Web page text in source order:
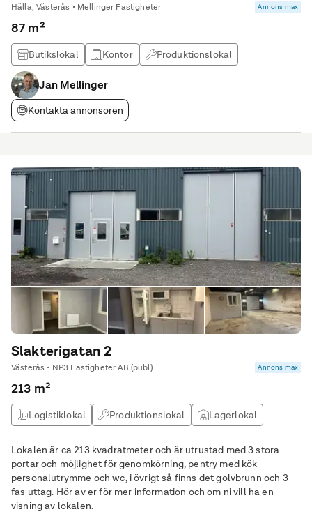
Hälla, Västerås • Mellinger Fastigheter Annons max
87 m²
Butikslokal Kontor
Produktionslokal
Lagerlokal
Jan Mellinger
Kontakta annonsören
Slakterigatan 2
Västerås • NP3 Fastigheter AB (publ) Annons max
213 m²
Logistiklokal Produktionslokal
Lagerlokal
Lokalen är ca 213 kvadratmeter och är utrustad med 3 stora
portar och möjlighet för genomkörning, pentry med kök
personalutrymme och wc, i övrigt så finns det golvbrunn och 3
fas uttag. Hör av er för mer information och om ni vill ha en
visning av lokalen.